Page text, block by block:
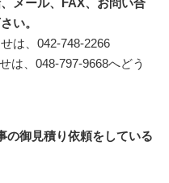
い。
は、042-748-2266
は、048-797-9668へどう
御見積り依頼をしている